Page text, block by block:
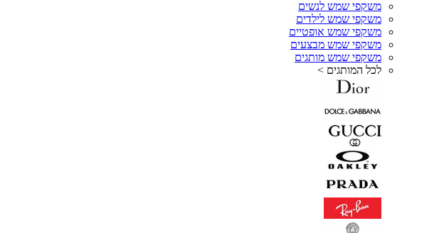
משקפי שמש לנשים
משקפי שמש לילדים
משקפי שמש אופטיים
משקפי שמש מבצעים
משקפי שמש מותגים
לכל המותגים >